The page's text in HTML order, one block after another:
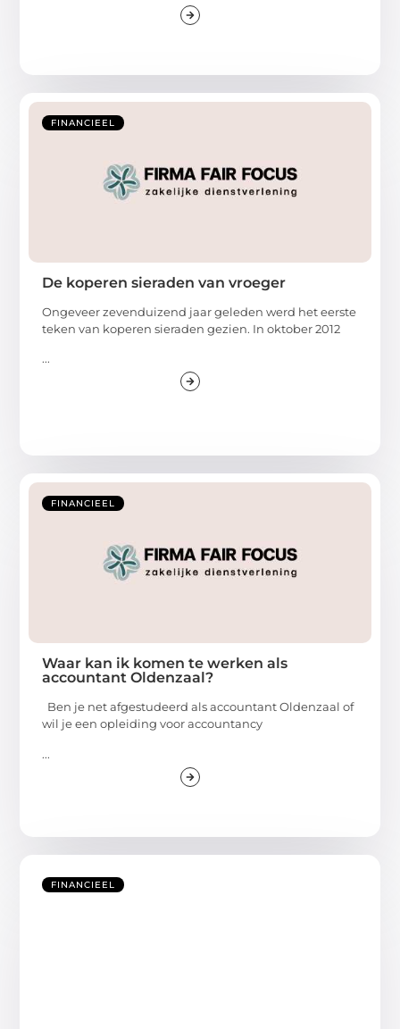
FINANCIEEL
De koperen sieraden van vroeger
Ongeveer zevenduizend jaar geleden werd het eerste
teken van koperen sieraden gezien. In oktober 2012
...
FINANCIEEL
Waar kan ik komen te werken als
accountant Oldenzaal?
Ben je net afgestudeerd als accountant Oldenzaal of
wil je een opleiding voor accountancy
...
FINANCIEEL